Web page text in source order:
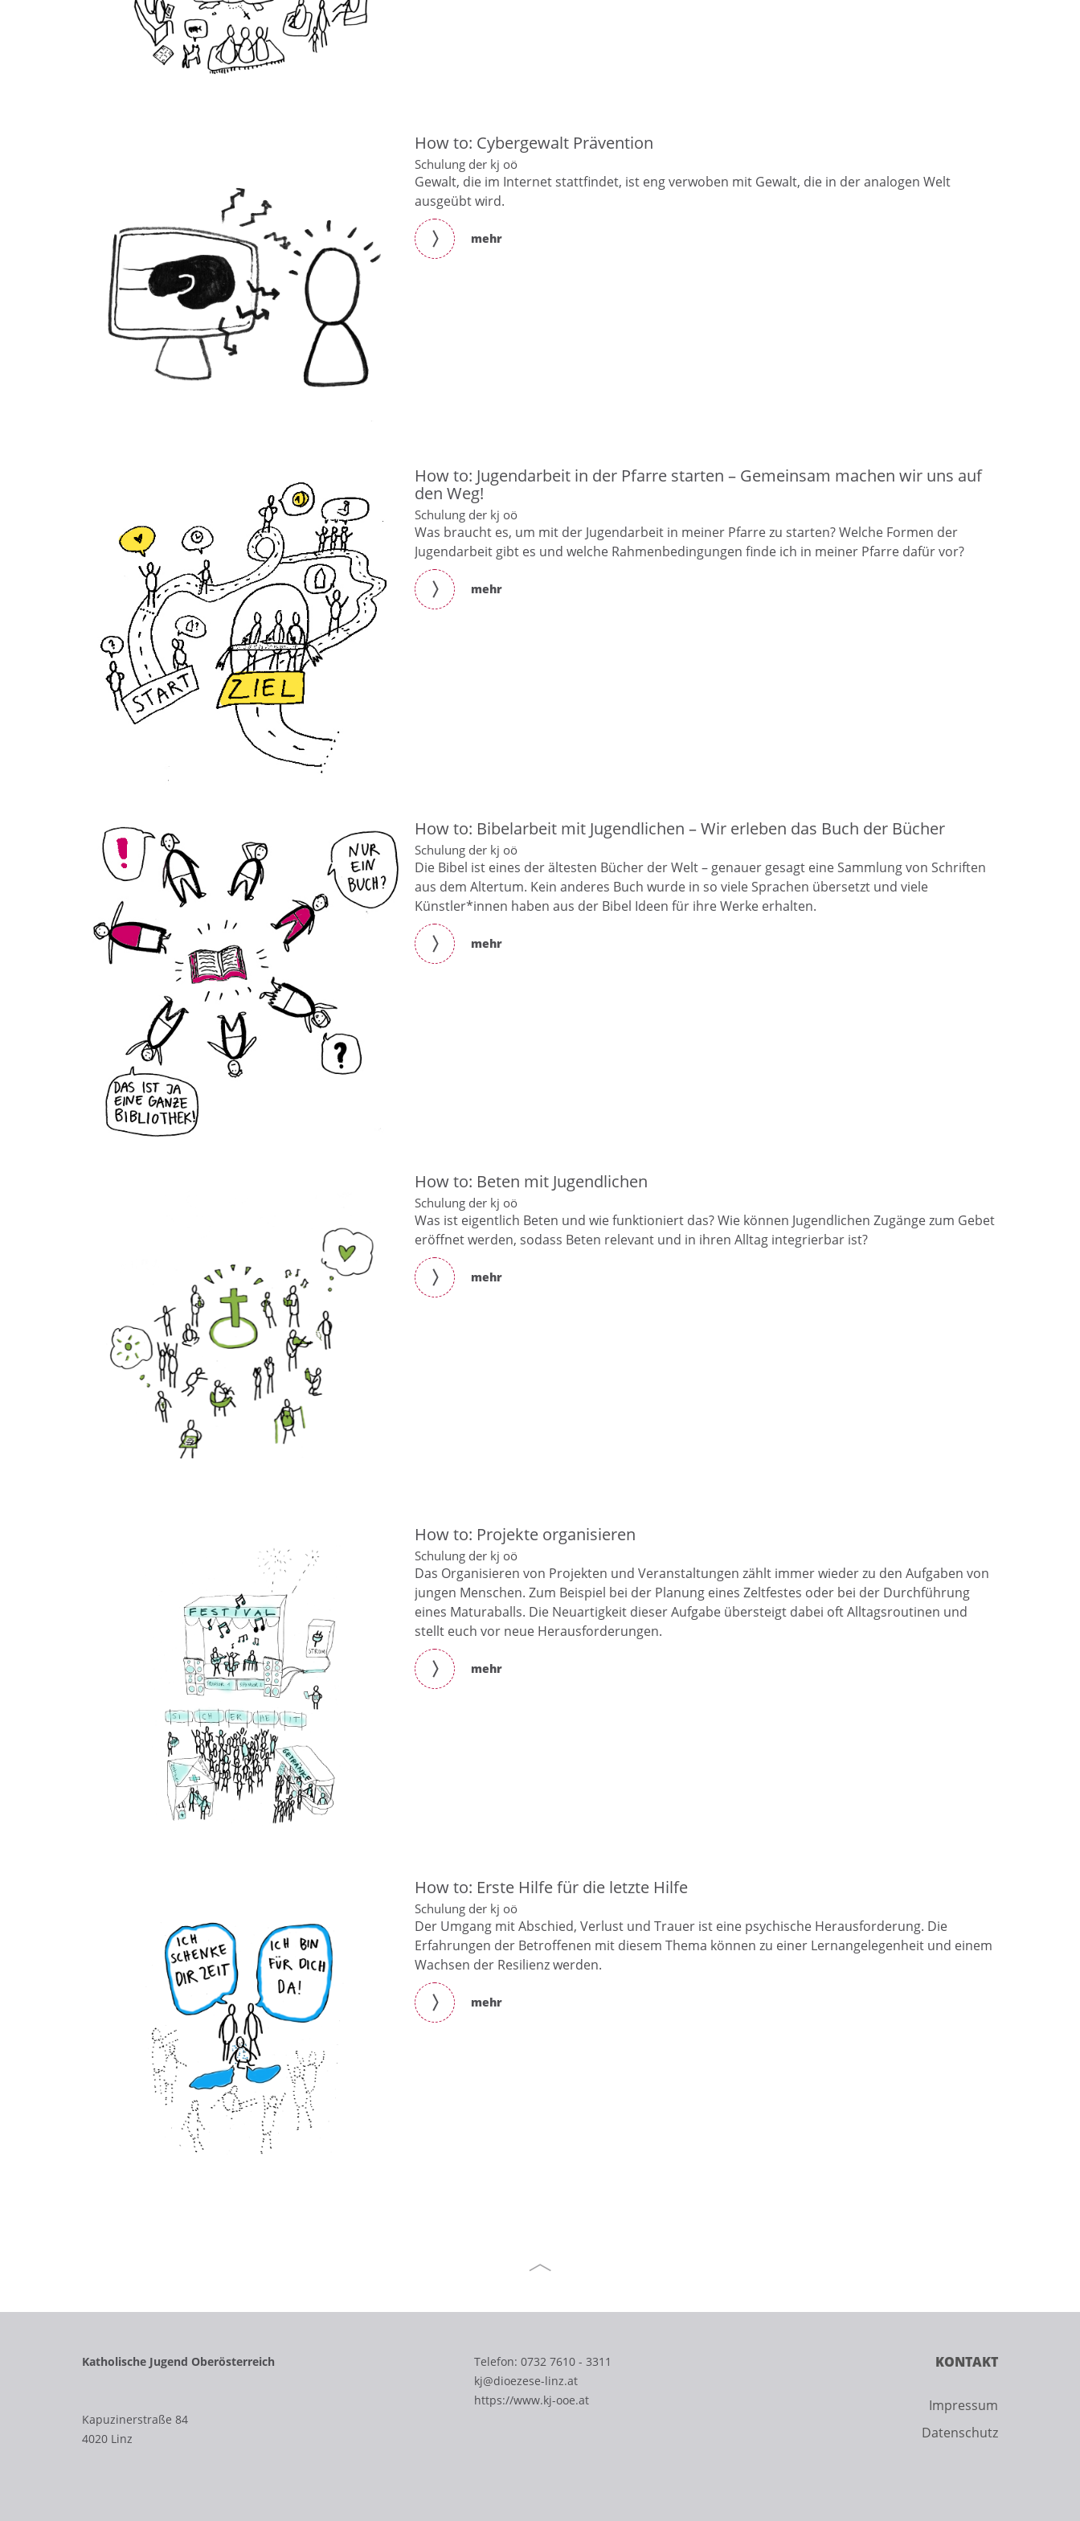
How to: Cybergewalt Prävention
Schulung der kj oö
Gewalt, die im Internet stattfindet, ist eng verwoben mit Gewalt, die in der analogen Welt
ausgeübt wird.
mehr
How to: Jugendarbeit in der Pfarre starten – Gemeinsam machen wir uns auf
den Weg!
Schulung der kj oö
Was braucht es, um mit der Jugendarbeit in meiner Pfarre zu starten? Welche Formen der
Jugendarbeit gibt es und welche Rahmenbedingungen finde ich in meiner Pfarre dafür vor?
mehr
How to: Bibelarbeit mit Jugendlichen – Wir erleben das Buch der Bücher
Schulung der kj oö
Die Bibel ist eines der ältesten Bücher der Welt – genauer gesagt eine Sammlung von Schriften
aus dem Altertum. Kein anderes Buch wurde in so viele Sprachen übersetzt und viele
Künstler*innen haben aus der Bibel Ideen für ihre Werke erhalten.
mehr
How to: Beten mit Jugendlichen
Schulung der kj oö
Was ist eigentlich Beten und wie funktioniert das? Wie können Jugendlichen Zugänge zum Gebet
eröffnet werden, sodass Beten relevant und in ihren Alltag integrierbar ist?
mehr
How to: Projekte organisieren
Schulung der kj oö
Das Organisieren von Projekten und Veranstaltungen zählt immer wieder zu den Aufgaben von
jungen Menschen. Zum Beispiel bei der Planung eines Zeltfestes oder bei der Durchführung
eines Maturaballs. Die Neuartigkeit dieser Aufgabe übersteigt dabei oft Alltagsroutinen und
stellt euch vor neue Herausforderungen.
mehr
How to: Erste Hilfe für die letzte Hilfe
Schulung der kj oö
Der Umgang mit Abschied, Verlust und Trauer ist eine psychische Herausforderung. Die
Erfahrungen der Betroffenen mit diesem Thema können zu einer Lernangelegenheit und einem
Wachsen der Resilienz werden.
mehr
KONTAKT
Impressum
Datenschutz
Katholische Jugend Oberösterreich
Kapuzinerstraße 84
4020 Linz
Telefon: 0732 7610 - 3311
kj@dioezese-linz.at
https://www.kj-ooe.at